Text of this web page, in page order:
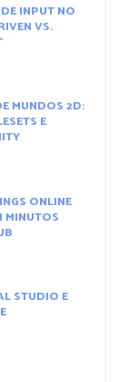
INPUT NO
VS.
MUNDOS 2D:
E
ONLINE
MINUTOS
STUDIO E